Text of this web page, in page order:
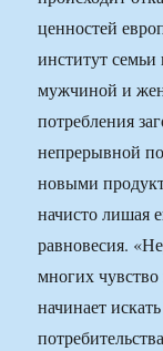
ценностей
институт семьи
мужчиной и
потребления
непрерывной
новыми
начисто лишая
равновесия.
многих
начинает